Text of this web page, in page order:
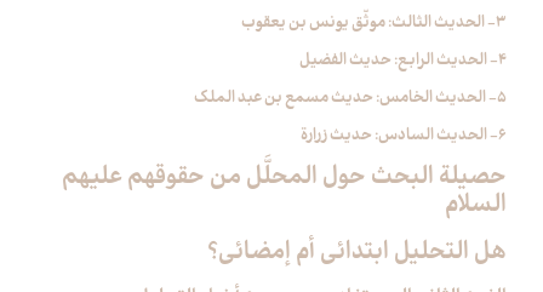
3- الحديث الثالث: موثّق يونس بن يعقوب
4- الحديث الرابع: حديث الفضيل
5- الحديث الخامس: حديث مسمع بن عبد الملك
6- الحديث السادس: حديث زرارة
حصيلة البحث حول المحلَّل من حقوقهم عليهم
السلام
هل التحليل ابتدائي أم إمضائي؟